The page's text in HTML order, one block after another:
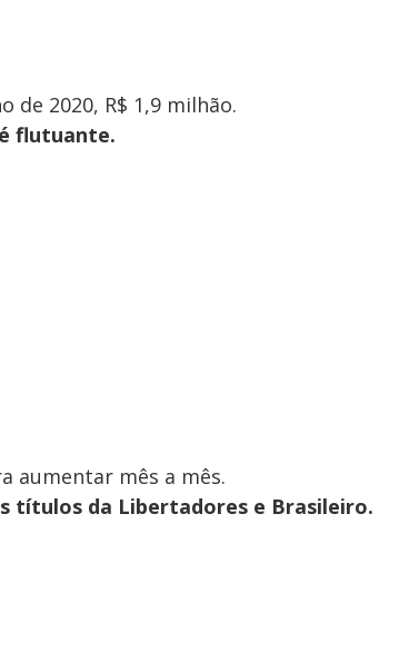
de 2020, R$ 1,9 milhão.
flutuante.
aumentar mês a mês.
títulos da Libertadores e Brasileiro.